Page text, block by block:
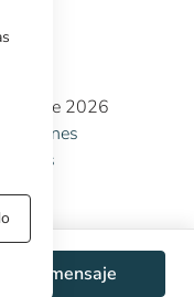
Enviar mensaje
Estate 2026